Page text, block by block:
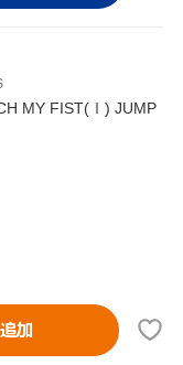
MY FIST(Ⅰ) JUMP
加